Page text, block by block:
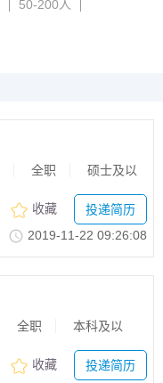
50-200人
全职
硕士及以
收藏
投递简历
2019-11-2209:26:08
全职
本科及以
收藏
投递简历